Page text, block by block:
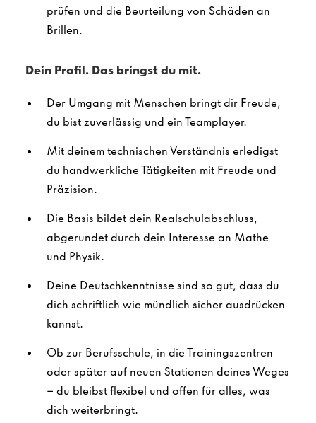
prüfen und die Beurteilung von Schäden an
Brillen.
Dein Profil. Das bringst du mit.
Der Umgang mit Menschen bringt dir Freude,
du bist zuverlässig und ein Teamplayer.
Mit deinem technischen Verständnis erledigst
du handwerkliche Tätigkeiten mit Freude und
Präzision.
Die Basis bildet dein Realschulabschluss,
abgerundet durch dein Interesse an Mathe
und Physik.
Deine Deutschkenntnisse sind so gut, dass du
dich schriftlich wie mündlich sicher ausdrücken
kannst.
Ob zur Berufsschule, in die Trainingszentren
oder später auf neuen Stationen deines Weges
– du bleibst flexibel und offen für alles, was
dich weiterbringt.